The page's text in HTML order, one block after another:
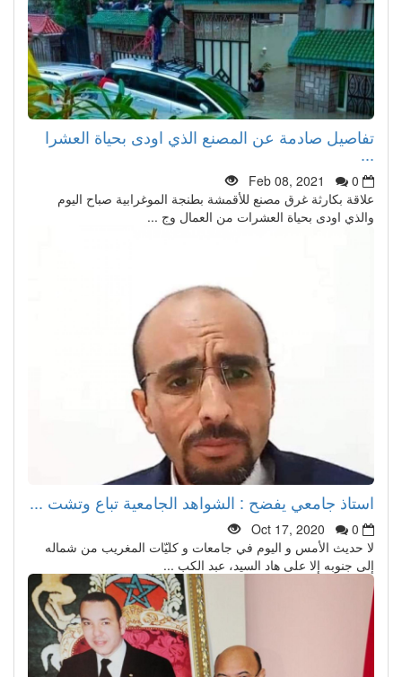
تفاصيل صادمة عن المصنع الذي اودى بحياة العشرا
Feb 08, 2021
0
علاقة بكارثة غرق مصنع للأقمشة بطنجة الموغرابية صباح اليوم
والذي اودى بحياة العشرات من العمال وج ...
استاذ جامعي يفضح : الشواهد الجامعية تباع وتشت ...
Oct 17, 2020
0
لا حديث الأمس و اليوم في جامعات و كليّات المغريب من شماله
إلى جنوبه إلا على هاد السيد، عبد الكب ...